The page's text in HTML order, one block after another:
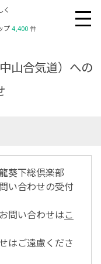
く
プ4,400件
山合気道）への
葵下総倶楽部
い合わせの受付
問い合わせはこ
はご遠慮くださ